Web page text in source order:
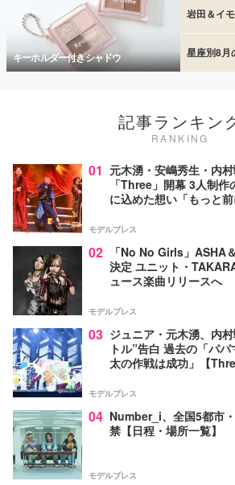
キーホルダー付きシャドウ
岩田＆イ
星座別8月
記事ランキン
RANKING
01 元木湧・安嶋秀生・内
「Three」開幕 3人制
に込めた想い「もっと
モデルプレス
02
「No No Girls」ASHA
決定 ユニット・
ュース楽曲リリースへ
モデルプレス
03 ジュニア・元木湧、内
トル”告白 過去の「パ
太の作戦は成功」【
モデルプレス
04 Number_i、全国5都市
禁【日程・場所一覧】
モデルプレス